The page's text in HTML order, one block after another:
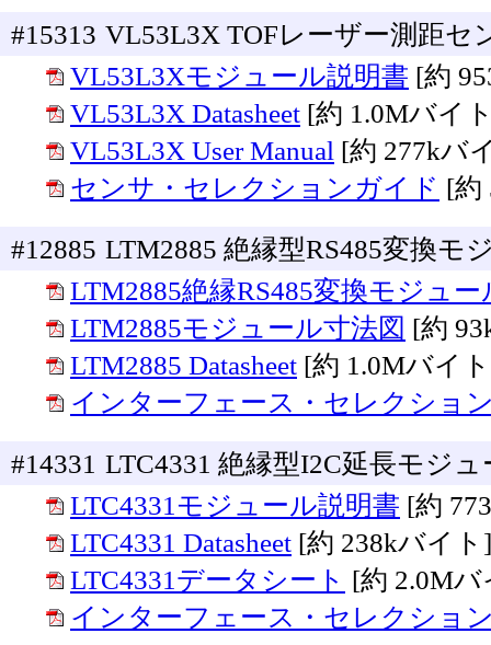
#15313 VL53L3X TOFレーザー測距セ
VL53L3Xモジュール説明書 [約
VL53L3X Datasheet [約 1.0Mバイ
VL53L3X User Manual [約 277kバ
センサ・セレクションガイド [約
#12885 LTM2885 絶縁型RS485変換モ
LTM2885絶縁RS485変換モジュ
LTM2885モジュール寸法図 [約
LTM2885 Datasheet [約 1.0Mバイ
インターフェース・セレクショ
#14331 LTC4331 絶縁型I2C延長モジ
LTC4331モジュール説明書 [約
LTC4331 Datasheet [約 238kバイト]
LTC4331データシート [約 2.0M
インターフェース・セレクショ